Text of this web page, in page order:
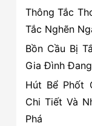
Thông Tắc
Tắc Nghẽn
Bồn Cầu Bị
Gia Đình
Hút Bể Phốt
Chi Tiết Và
Phá